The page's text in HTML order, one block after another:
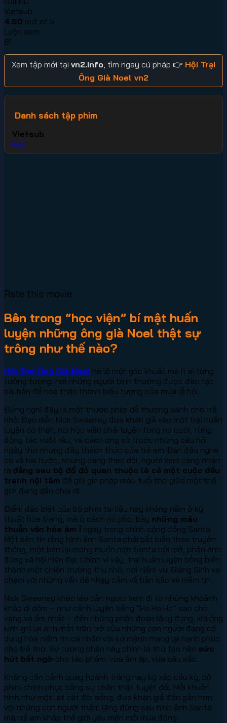
Vietsub
4.50 out of 5
Lượt xem:
81
Xem tập mới tại vn2.info , tìm ngay cú pháp 👉 Hội Trại
Ông Già Noel vn2
Danh sách tập phim
Vietsub
Full
Rate this movie
Bên trong “học viện” bí mật huấn
luyện những ông già Noel thật sự
trông như thế nào?
Hội Trại Ông Già Noel hé lộ một góc khuất mà ít ai từng
tưởng tượng: nơi những người bình thường được đào tạo
bài bản để hóa thân thành biểu tượng của mùa lễ hội.
Đừng nghĩ đây là một thước phim dễ thương dành cho trẻ
nhỏ. Đạo diễn Nick Sweeney đưa khán giả vào một trại huấn
luyện có thật, nơi học viên phải luyện từng nụ cười, từng
động tác vuốt râu, và cách ứng xử trước những câu hỏi
ngây thơ nhưng đầy thách thức của trẻ em. Ban đầu nghe
có vẻ hài hước, nhưng càng theo dõi, người xem càng nhận
ra đằng sau bộ đồ đỏ quen thuộc là cả một cuộc đấu
tranh nội tâm để giữ gìn phép màu tuổi thơ giữa một thế
giới đang dần chia rẽ.
Điểm đặc biệt của bộ phim tài liệu này không nằm ở kỹ
thuật hóa trang, mà ở cách nó phơi bày những mâu
thuẫn văn hóa âm ỉ ngay trong chính cộng đồng Santa.
Một bên tin rằng hình ảnh Santa phải bất biến theo truyền
thống, một bên lại mong muốn một Santa cởi mở, phản ánh
đúng xã hội hiện đại. Chính vì vậy, trại huấn luyện bỗng biến
thành một chiến trường thu nhỏ, nơi niềm vui Giáng Sinh va
chạm với những vấn đề nhạy cảm về bản sắc và niềm tin.
Nick Sweeney khéo léo dẫn người xem đi từ những khoảnh
khắc dí dỏm – như cảnh luyện tiếng “Ho Ho Ho” sao cho
vang và ấm nhất – đến những phân đoạn lắng đọng, khi ống
kính ghi lại ánh mắt trăn trở của những con người đang cố
dung hòa niềm tin cá nhân với sứ mệnh mang lại hạnh phúc
cho trẻ thơ. Sự tương phản này chính là thứ tạo nên sức
hút bất ngờ cho tác phẩm: vừa ấm áp, vừa sâu sắc.
Không cần cảnh quay hoành tráng hay kỹ xảo cầu kỳ, bộ
phim chinh phục bằng sự chân thật tuyệt đối. Mỗi khuôn
hình như một lát cắt đời sống, đưa khán giả đến gần hơn
với những con người thầm lặng đứng sau hình ảnh Santa
mà trẻ em khắp thế giới yêu mến mỗi mùa đông.